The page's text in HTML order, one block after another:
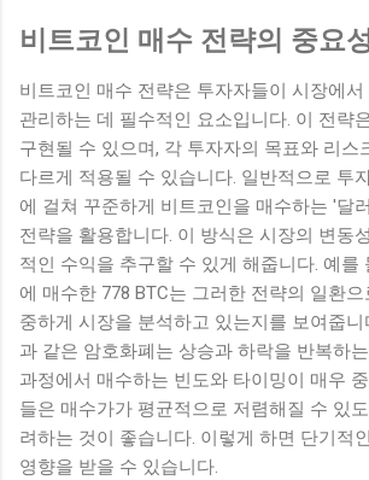
비트코인 매수 전략의 중요
비트코인 매수 전략은 투자자들이 시장에
관리하는 데 필수적인 요소입니다. 이 전략
구현될 수 있으며, 각 투자자의 목표와 리스
다르게 적용될 수 있습니다. 일반적으로 투
에 걸쳐 꾸준하게 비트코인을 매수하는 '달
전략을 활용합니다. 이 방식은 시장의 변동
적인 수익을 추구할 수 있게 해줍니다. 예를
에 매수한 778 BTC는 그러한 전략의 일환
중하게 시장을 분석하고 있는지를 보여줍니
과 같은 암호화폐는 상승과 하락을 반복하
과정에서 매수하는 빈도와 타이밍이 매우
들은 매수가가 평균적으로 저렴해질 수 있
려하는 것이 좋습니다. 이렇게 하면 단기적
영향을 받을 수 있습니다.